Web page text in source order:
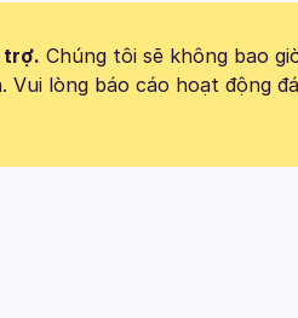
trợ. Chúng tôi sẽ không bao
Vui lòng báo cáo hoạt động